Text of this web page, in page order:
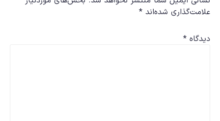
علامت‌گذاری شده‌اند *
دیدگاه *